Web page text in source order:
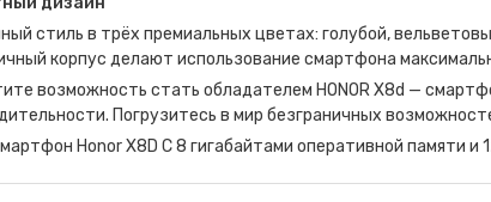
стиль в трёх премиальных цветах: голубой,
корпус делают использование смартфона
возможность стать обладателем HONOR X8d —
Погрузитесь в мир безграничных
Honor X8D С 8 гигабайтами оперативной памяти